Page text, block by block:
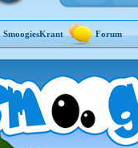
SmoogiesKrant Forum